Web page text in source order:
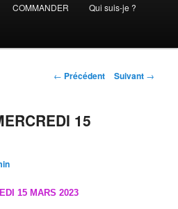
COMMANDER Qui suis-je ?
Navigation
← Précédent Suivant →
15
15 MARS 2023